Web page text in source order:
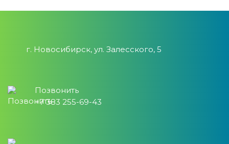
г. Новосибирск, ул. Залесского, 5
Позвонить
+7 383 255-69-43